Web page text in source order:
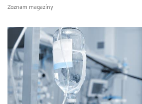
Zoznam magazíny